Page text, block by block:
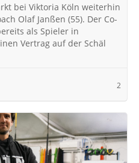
bei Viktoria Köln weiterhin
Olaf Janßen (55). Der Co-
als Spieler in
Vertrag auf der Schäl
2